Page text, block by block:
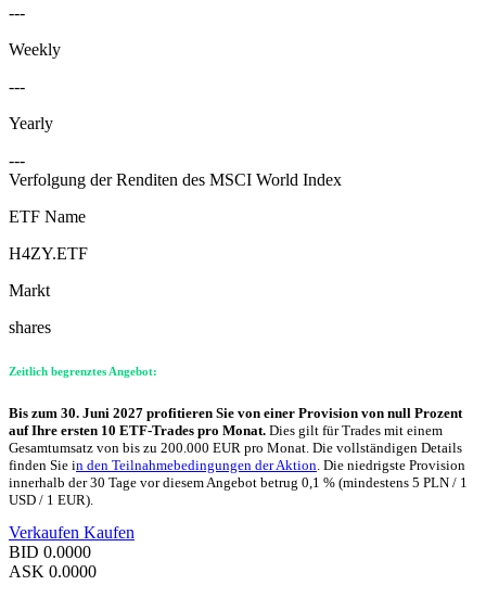
---
Weekly
---
Yearly
---
Verfolgung der Renditen des MSCI World Index
ETF Name
H4ZY.ETF
Markt
shares
Zeitlich begrenztes Angebot:
Bis zum 30. Juni 2027 profitieren Sie von einer Provision von null Prozent
auf Ihre ersten 10 ETF-Trades pro Monat. Dies gilt für Trades mit einem
Gesamtumsatz von bis zu 200.000 EUR pro Monat. Die vollständigen Details
finden Sie in den Teilnahmebedingungen der Aktion. Die niedrigste Provision
innerhalb der 30 Tage vor diesem Angebot betrug 0,1 % (mindestens 5 PLN / 1
USD / 1 EUR).
Verkaufen Kaufen
BID 0.0000
ASK 0.0000